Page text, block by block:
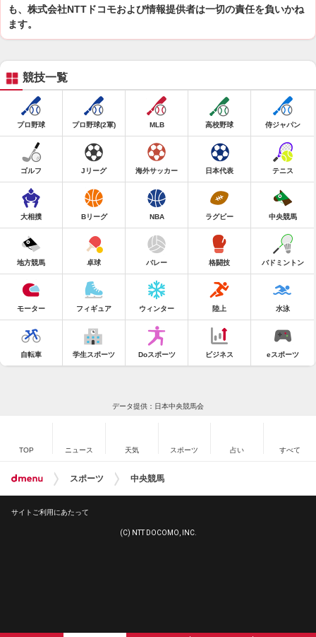
も、株式会社NTTドコモおよび情報提供者は一切の責任を負いかね
ます。
競技一覧
プロ野球 プロ野球(2軍) MLB 高校野球 侍ジャパン
ゴルフ Jリーグ 海外サッカー 日本代表 テニス
大相撲 Bリーグ NBA ラグビー 中央競馬
地方競馬 卓球 バレー 格闘技 バドミントン
モーター フィギュア ウィンター 陸上 水泳
自転車 学生スポーツ Doスポーツ ビジネス eスポーツ
データ提供：日本中央競馬会
TOP ニュース 天気 スポーツ 占い すべて
スポーツ 中央競馬
サイトご利用にあたって
(C) NTT DOCOMO, INC.